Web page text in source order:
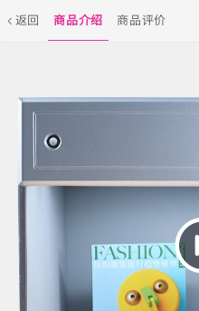
返回 商品介绍 商品评价